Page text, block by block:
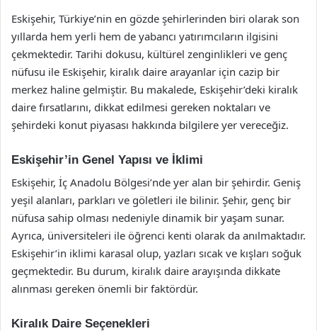
Eskişehir, Türkiye’nin en gözde şehirlerinden biri olarak son
yıllarda hem yerli hem de yabancı yatırımcıların ilgisini
çekmektedir. Tarihi dokusu, kültürel zenginlikleri ve genç
nüfusu ile Eskişehir, kiralık daire arayanlar için cazip bir
merkez haline gelmiştir. Bu makalede, Eskişehir’deki kiralık
daire fırsatlarını, dikkat edilmesi gereken noktaları ve
şehirdeki konut piyasası hakkında bilgilere yer vereceğiz.
Eskişehir’in Genel Yapısı ve İklimi
Eskişehir, İç Anadolu Bölgesi’nde yer alan bir şehirdir. Geniş
yeşil alanları, parkları ve göletleri ile bilinir. Şehir, genç bir
nüfusa sahip olması nedeniyle dinamik bir yaşam sunar.
Ayrıca, üniversiteleri ile öğrenci kenti olarak da anılmaktadır.
Eskişehir’in iklimi karasal olup, yazları sıcak ve kışları soğuk
geçmektedir. Bu durum, kiralık daire arayışında dikkate
alınması gereken önemli bir faktördür.
Kiralık Daire Seçenekleri